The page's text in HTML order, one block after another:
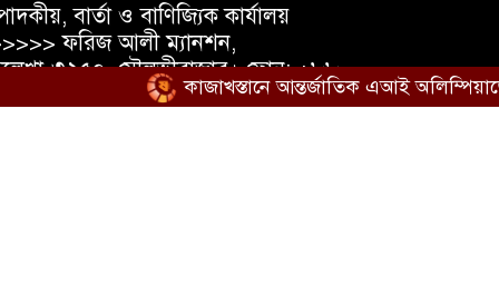
বার্তা ও বাণিজ্যিক কার্যালয়
ফরিজ আলী ম্যানশন,
৩২৫০, মৌলভীবাজার। ফোন: +৮৮
+৮৮ ০১৭৩৭১০৫৪৭৪
কাজাখস্তানে আন্তর্জাতিক এআই অলিম্পিয়াডে